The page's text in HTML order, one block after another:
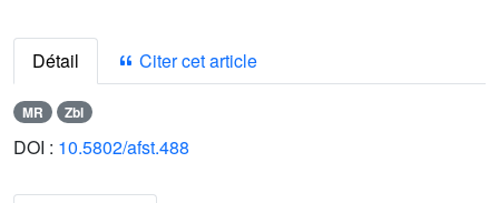
Détail Citer cet article
MR Zbl
DOI : 10.5802/afst.488